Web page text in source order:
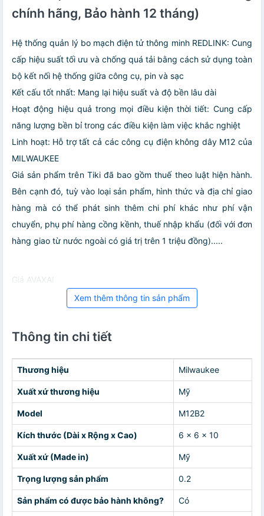
chính hãng, Bảo hành 12 tháng)
Hệ thống quản lý bo mạch điện tử thông minh REDLINK: Cung
cấp hiệu suất tối ưu và chống quá tải bằng cách sử dụng toàn
bộ kết nối hệ thống giữa công cụ, pin và sạc
Kết cấu tốt nhất: Mang lại hiệu suất và độ bền lâu dài
Hoạt động hiệu quả trong mọi điều kiện thời tiết: Cung cấp
năng lượng bền bỉ trong các điều kiện làm việc khắc nghiệt
Linh hoạt: Hỗ trợ tất cả các công cụ điện không dây M12 của
MILWAUKEE
Giá sản phẩm trên Tiki đã bao gồm thuế theo luật hiện hành.
Bên cạnh đó, tuỳ vào loại sản phẩm, hình thức và địa chỉ giao
hàng mà có thể phát sinh thêm chi phí khác như phí vận
chuyển, phụ phí hàng cồng kềnh, thuế nhập khẩu (đối với đơn
hàng giao từ nước ngoài có giá trị trên 1 triệu đồng).....
Giá AVAXAI
Xem thêm thông tin sản phẩm
Thông tin chi tiết
Thương hiệu Milwaukee
Xuất xứ thương hiệu Mỹ
Model M12B2
Kích thước (Dài x Rộng x Cao) 6 x 6 x 10
Xuất xứ (Made in) Mỹ
Trọng lượng sản phẩm 0.2
Sản phẩm có được bảo hành không? Có